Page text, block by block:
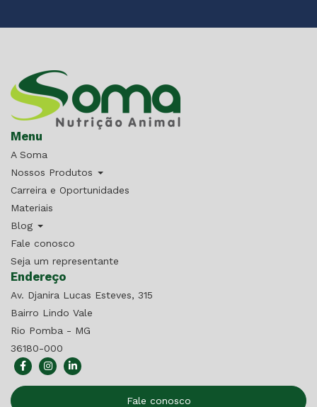
Menu
A Soma
Nossos Produtos
Carreira e Oportunidades
Materiais
Blog
Fale conosco
Seja um representante
Endereço
Av. Djanira Lucas Esteves, 315
Bairro Lindo Vale
Rio Pomba - MG
36180-000
Fale conosco